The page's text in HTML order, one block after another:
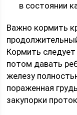
в состоянии
Важно кормить
Кормить следует
потом давать
железу
пораженная
закупорки